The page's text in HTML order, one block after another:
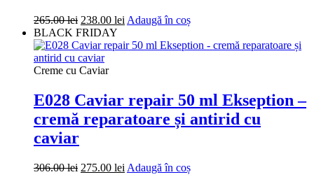
265.00lei Prețul
inițial
a
fost:
265.00 lei.
238.00 lei Prețul
este:
Adaugă în coș
BLACK FRIDAY
Creme cu Caviar
E028 Caviar repair 50 ml Ekseption –
cremă reparatoare și antirid cu
caviar
306.00lei Prețul
275.00 lei Prețul
Adaugă în coș